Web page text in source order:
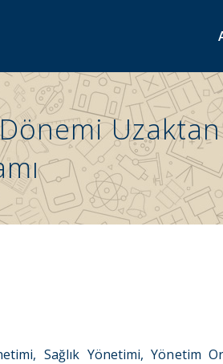
Sağlık Yönetimi, Yönetim